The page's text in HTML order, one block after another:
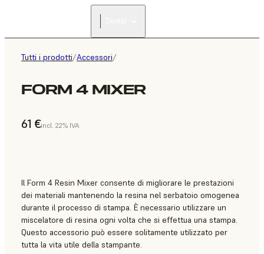
Tutti i prodotti/Accessori/
FORM 4 MIXER
61 €incl. 22% IVA
Il Form 4 Resin Mixer consente di migliorare le prestazioni
dei materiali mantenendo la resina nel serbatoio omogenea
durante il processo di stampa. È necessario utilizzare un
miscelatore di resina ogni volta che si effettua una stampa.
Questo accessorio può essere solitamente utilizzato per
tutta la vita utile della stampante.